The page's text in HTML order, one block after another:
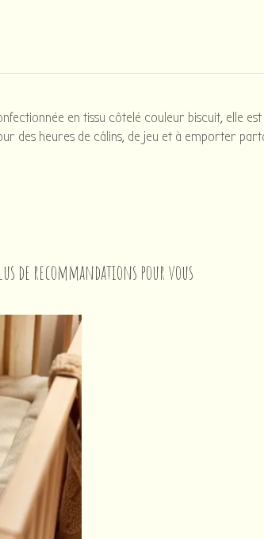
en tissu côtelé couleur biscuit, elle
des heures de câlins, de jeu et à emporter
de recommandations pour vous